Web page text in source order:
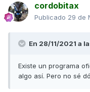
aprietas el puño a
tiempo real,te sale un
unos 50% o asi,asi
parametro pues
el puerto obdII es
cordobitax
Publicado 29 de
En 28/11/2021 a
Existe un programa
algo así. Pero no sé